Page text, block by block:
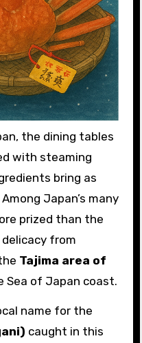
with steaming
bring as
Japan’s many
prized than the
delicacy from
Tajima area of
Sea of Japan coast.
name for the
caught in this